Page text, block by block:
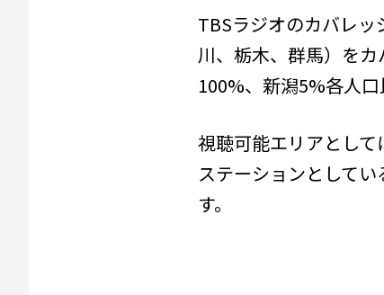
TBSラジオのカバレ
川、栃木、群馬）を
100%、新潟5%各人口
視聴可能エリアとし
ステーションとして
す。